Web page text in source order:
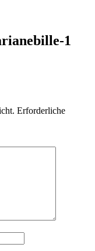
1
Erforderliche